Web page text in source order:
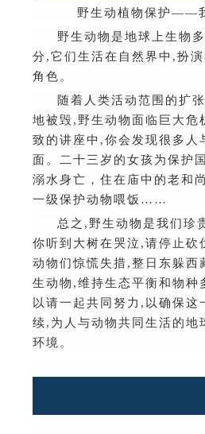
野生动植物保护——
野生动物是地球上生物
分 ,它们生活在自然界中 ,扮
角色。
随着人类活动范围的扩张
地被毁, 野生动物面临巨大危
致的讲座中 ,你会发现很多人
面。二十三岁的女孩为保护
溺水身亡，住在庙中的老和
一级保护动物喂饭 ……
总之 , 野生动物是我们珍
你听到大树在哭泣 ,请停止砍
动物们惊慌失措,整日东躲西
生动物 ,维持生态平衡和物种
以请一起共同努力 , 以确保这
续, 为人与动物共同生活的地
环境。